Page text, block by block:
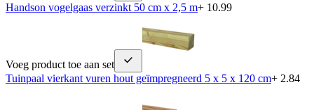
Handson vogelgaas verzinkt 50 cm x 2,5 m+ 10.99
Voeg product toe aan set
Tuinpaal vierkant vuren hout geïmpregneerd 5 x 5 x 120 cm+ 2.84